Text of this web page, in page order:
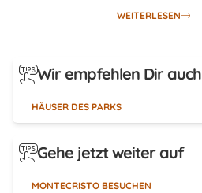
WEITERLESEN
Wir empfehlen Dir auch
HÄUSER DES PARKS
Gehe jetzt weiter auf
MONTECRISTO BESUCHEN